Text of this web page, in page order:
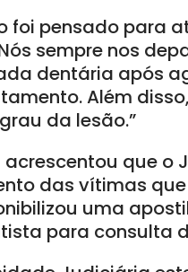
foi pensado para
sempre nos
dentária após
Além
da lesão.”
que o
das vítimas
uma
para consulta